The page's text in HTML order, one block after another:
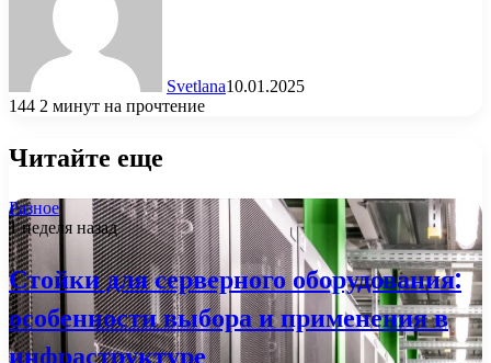
Svetlana10.01.2025
144 2 минут на прочтение
Читайте еще
Разное
1 неделя назад
Стойки для серверного оборудования:
особенности выбора и применения в
инфраструктуре